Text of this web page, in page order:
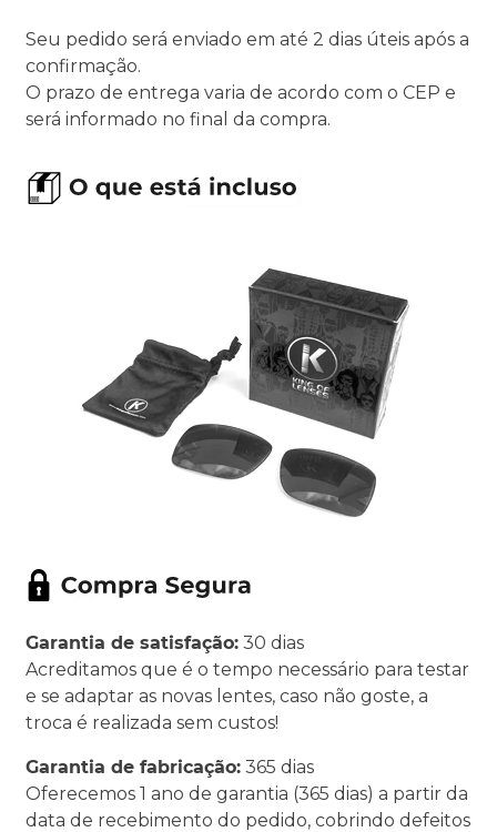
Seu pedido será enviado em até 2 dias úteis após a
confirmação.
O prazo de entrega varia de acordo com o CEP e
será informado no final da compra.
Garantia de satisfação: 30 dias
Acreditamos que é o tempo necessário para testar
e se adaptar as novas lentes, caso não goste, a
troca é realizada sem custos!
Garantia de fabricação: 365 dias
Oferecemos 1 ano de garantia (365 dias) a partir da
data de recebimento do pedido, cobrindo defeitos